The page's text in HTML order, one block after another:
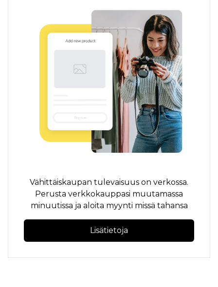
Vähittäiskaupan tulevaisuus on verkossa.
Perusta verkkokauppasi muutamassa
minuutissa ja aloita myynti missä tahansa
Lisätietoja